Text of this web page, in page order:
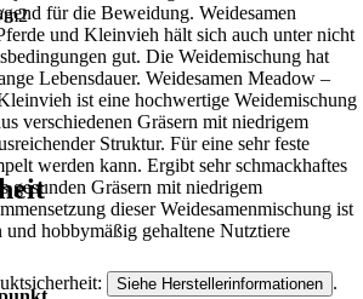
für die Beweidung. Weidesamen
und Kleinvieh hält sich auch unter nicht
gut. Die Weidemischung hat
Lebensdauer. Weidesamen Meadow –
ist eine hochwertige Weidemischung
verschiedenen Gräsern mit niedrigem
Struktur. Für eine sehr feste
werden kann. Ergibt sehr schmackhaftes
gesunden Gräsern mit niedrigem
dieser Weidesamenmischung ist
hobbymäßig gehaltene Nutztiere
Siehe Herstellerinformationen .